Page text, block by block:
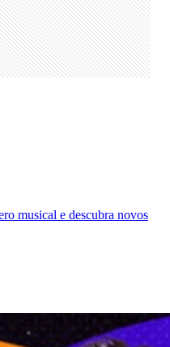
musical e descubra novos